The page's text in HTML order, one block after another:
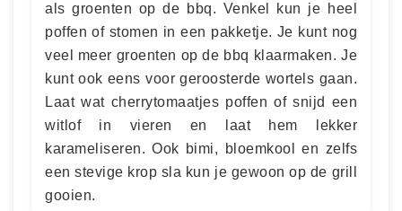
als groenten op de bbq. Venkel kun je heel
poffen of stomen in een pakketje. Je kunt nog
veel meer groenten op de bbq klaarmaken. Je
kunt ook eens voor geroosterde wortels gaan.
Laat wat cherrytomaatjes poffen of snijd een
witlof in vieren en laat hem lekker
karameliseren. Ook bimi, bloemkool en zelfs
een stevige krop sla kun je gewoon op de grill
gooien.